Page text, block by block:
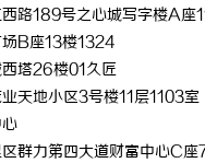
路189号之心城写字楼A座
B座13楼1324
塔26楼01久匠
天地小区3号楼11层1103室
群力第四大道财富中心C